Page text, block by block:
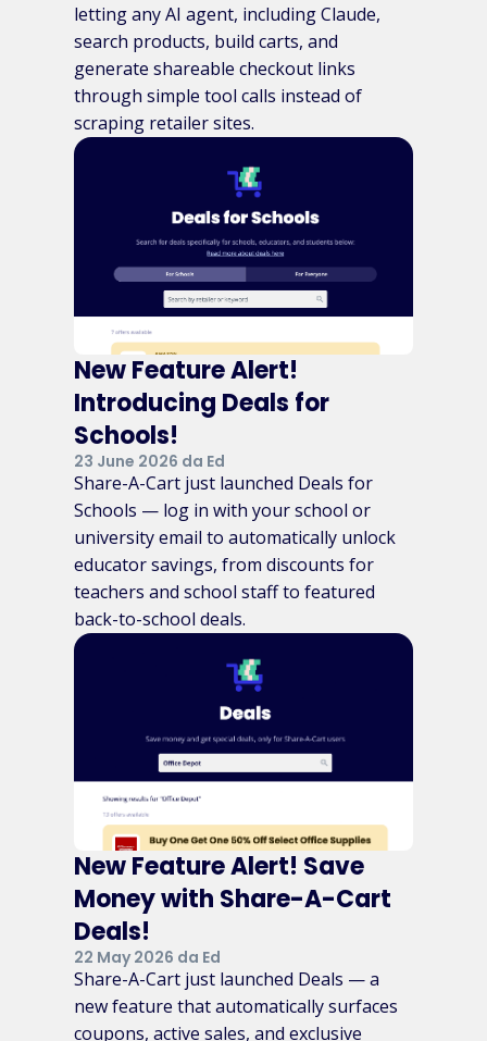
letting any AI agent, including Claude,
search products, build carts, and
generate shareable checkout links
through simple tool calls instead of
scraping retailer sites.
New Feature Alert!
Introducing Deals for
Schools!
23 June 2026 da Ed
Share-A-Cart just launched Deals for
Schools — log in with your school or
university email to automatically unlock
educator savings, from discounts for
teachers and school staff to featured
back-to-school deals.
New Feature Alert! Save
Money with Share-A-Cart
Deals!
22 May 2026 da Ed
Share-A-Cart just launched Deals — a
new feature that automatically surfaces
coupons, active sales, and exclusive